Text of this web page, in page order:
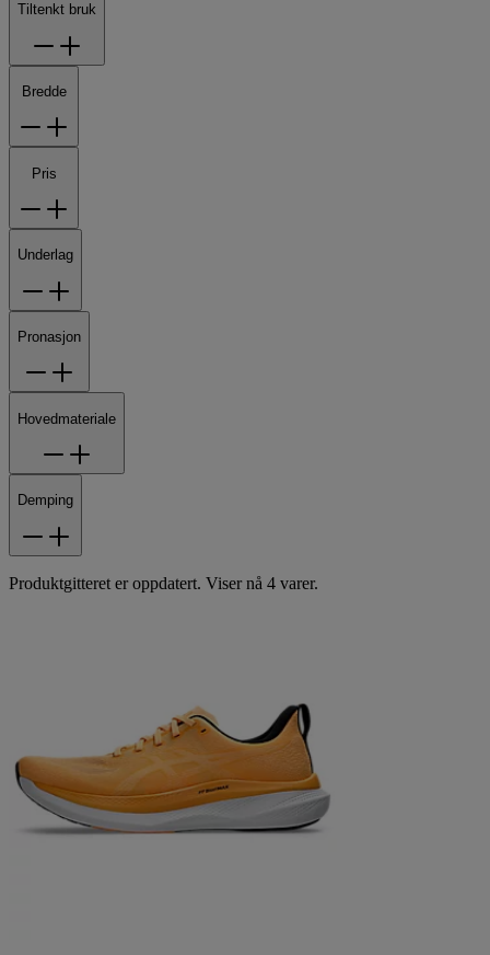
Tiltenkt bruk
Bredde
Pris
Underlag
Pronasjon
Hovedmateriale
Demping
Produktgitteret er oppdatert. Viser nå 4 varer.